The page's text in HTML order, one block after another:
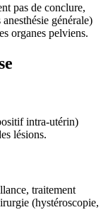
pas de conclure,
générale)
organes pelviens.
intra-utérin)
lésions.
traitement
(hystéroscopie,